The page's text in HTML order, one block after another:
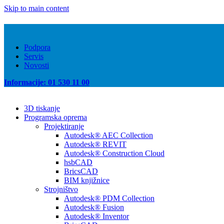
Skip to main content
Podpora
Servis
Novosti
Informacije: 01 530 11 00
3D tiskanje
Programska oprema
Projektiranje
Autodesk® AEC Collection
Autodesk® REVIT
Autodesk® Construction Cloud
hsbCAD
BricsCAD
BIM knjižnice
Strojništvo
Autodesk® PDM Collection
Autodesk® Fusion
Autodesk® Inventor